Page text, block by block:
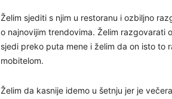
Želim sjediti s njim u restoranu i ozbiljno
o najnovijim trendovima. Želim razgovarati
sjedi preko puta mene i želim da on isto to
mobitelom.
Želim da kasnije idemo u šetnju jer je